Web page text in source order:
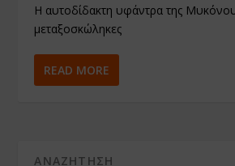
Η αυτοδίδακτη υφάντρα της
μεταξοσκώληκες
READ MORE